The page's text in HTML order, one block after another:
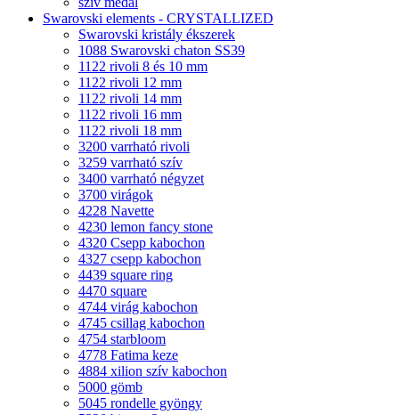
Swarovski elements - CRYSTALLIZED
Swarovski kristály ékszerek
1088 Swarovski chaton SS39
1122 rivoli 8 és 10 mm
1122 rivoli 12 mm
1122 rivoli 14 mm
1122 rivoli 16 mm
1122 rivoli 18 mm
3200 varrható rivoli
3259 varrható szív
3400 varrható négyzet
3700 virágok
4228 Navette
4230 lemon fancy stone
4320 Csepp kabochon
4327 csepp kabochon
4439 square ring
4470 square
4744 virág kabochon
4745 csillag kabochon
4754 starbloom
4778 Fatima keze
4884 xilion szív kabochon
5000 gömb
5045 rondelle gyöngy